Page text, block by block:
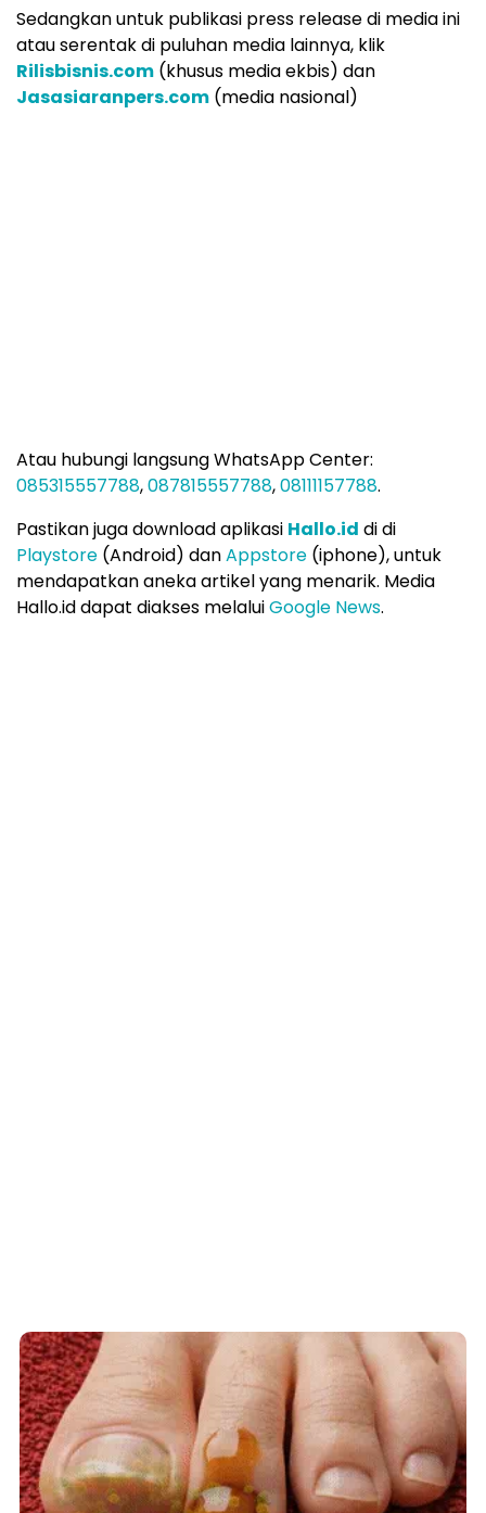
Sedangkan untuk publikasi press release di media ini
atau serentak di puluhan media lainnya, klik
Rilisbisnis.com (khusus media ekbis) dan
Jasasiaranpers.com (media nasional)
Atau hubungi langsung WhatsApp Center:
085315557788,087815557788,08111157788.
Pastikan juga download aplikasi Hallo.id di di
Playstore (Android) danAppstore (iphone), untuk
mendapatkan aneka artikel yang menarik. Media
Hallo.id dapat diakses melaluiGoogle News.